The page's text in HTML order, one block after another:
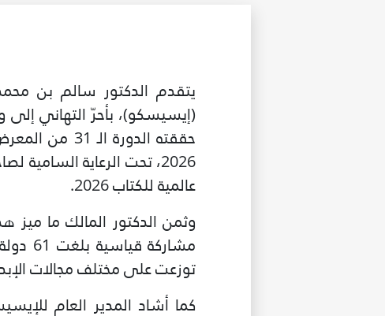
يتقدم الدكتور سالم بن محمد
(إيسيسكو)، بأحرّ التهاني إلى
2026، تحت الرعاية
عالمية للكتاب 2026.
وثمن الدكتور المالك ما
توزعت على مختلف مجالات
كما أشاد المدير العام